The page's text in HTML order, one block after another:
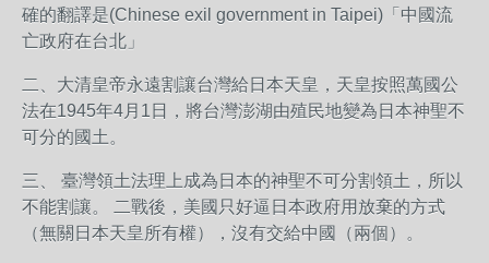
確的翻譯是(Chinese exil government in Taipei)「中國流
亡政府在台北」
二、大清皇帝永遠割讓台灣給日本天皇，天皇按照萬國公
法在1945年4月1日，將台灣澎湖由殖民地變為日本神聖不
可分的國土。
三、 臺灣領土法理上成為日本的神聖不可分割領土，所以
不能割讓。 二戰後，美國只好逼日本政府用放棄的方式
（無關日本天皇所有權），沒有交給中國（兩個）。